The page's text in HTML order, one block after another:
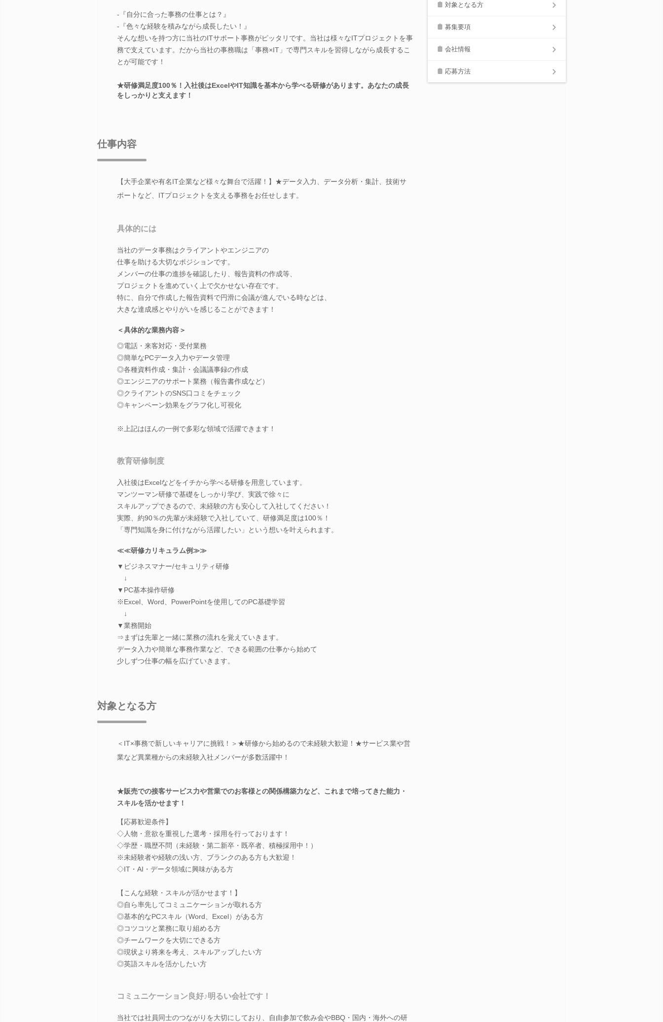
-『自分に合った事務の仕事とは？』
-『色々な経験を積みながら成長したい！』
そんな想いを持つ方に当社のITサポート事務がピッタリです。当社は様々なITプロジェクトを事
務で支えています。だから当社の事務職は「事務×IT」で専門スキルを習得しながら成長するこ
とが可能です！
★研修満足度100％！入社後はExcelやIT知識を基本から学べる研修があります。あなたの成長
をしっかりと支えます！
仕事内容
【大手企業や有名IT企業など様々な舞台で活躍！】★データ入力、データ分析・集計、技術サ
ポートなど、ITプロジェクトを支える事務をお任せします。
具体的には
当社のデータ事務はクライアントやエンジニアの
仕事を助ける大切なポジションです。
メンバーの仕事の進捗を確認したり、報告資料の作成等、
プロジェクトを進めていく上で欠かせない存在です。
特に、自分で作成した報告資料で円滑に会議が進んでいる時などは、
大きな達成感とやりがいを感じることができます！
＜具体的な業務内容＞
◎電話・来客対応・受付業務
◎簡単なPCデータ入力やデータ管理
◎各種資料作成・集計・会議議事録の作成
◎エンジニアのサポート業務（報告書作成など）
◎クライアントのSNS口コミをチェック
◎キャンペーン効果をグラフ化し可視化
※上記はほんの一例で多彩な領域で活躍できます！
教育研修制度
入社後はExcelなどをイチから学べる研修を用意しています。
マンツーマン研修で基礎をしっかり学び、実践で徐々に
スキルアップできるので、未経験の方も安心して入社してください！
実際、約90％の先輩が未経験で入社していて、研修満足度は100％！
「専門知識を身に付けながら活躍したい」という想いを叶えられます。
≪≪研修カリキュラム例≫≫
▼ビジネスマナー/セキュリティ研修
↓
▼PC基本操作研修
※Excel、Word、PowerPointを使用してのPC基礎学習
↓
▼業務開始
⇒まずは先輩と一緒に業務の流れを覚えていきます。
データ入力や簡単な事務作業など、できる範囲の仕事から始めて
少しずつ仕事の幅を広げていきます。
対象となる方
＜IT×事務で新しいキャリアに挑戦！＞★研修から始めるので未経験大歓迎！★サービス業や営
業など異業種からの未経験入社メンバーが多数活躍中！
★販売での接客サービス力や営業でのお客様との関係構築力など、これまで培ってきた能力・
スキルを活かせます！
【応募歓迎条件】
◇人物・意欲を重視した選考・採用を行っております！
◇学歴・職歴不問（未経験・第二新卒・既卒者、積極採用中！）
※未経験者や経験の浅い方、ブランクのある方も大歓迎！
◇IT・AI・データ領域に興味がある方
【こんな経験・スキルが活かせます！】
◎自ら率先してコミュニケーションが取れる方
◎基本的なPCスキル（Word、Excel）がある方
◎コツコツと業務に取り組める方
◎チームワークを大切にできる方
◎現状より将来を考え、スキルアップしたい方
◎英語スキルを活かしたい方
コミュニケーション良好♪明るい会社です！
当社では社員同士のつながりを大切にしており、自由参加で飲み会やBBQ・国内・海外への研
対象となる方
募集要項
会社情報
応募方法